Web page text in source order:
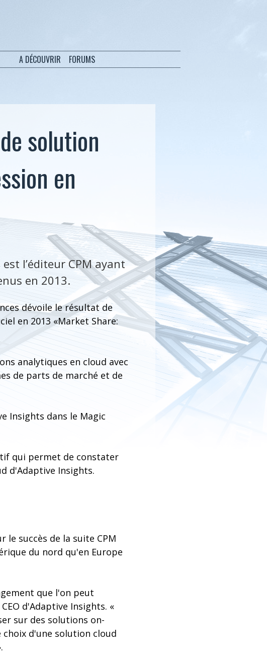
A DÉCOUVRIR FORUMS
solution
en
l’éditeur CPM ayant
en 2013.
dévoile le résultat de
en 2013 «Market Share:
analytiques en cloud avec
de parts de marché et de
Insights dans le Magic
qui permet de constater
d'Adaptive Insights.
le succès de la suite CPM
du nord qu'en Europe
que l'on peut
d'Adaptive Insights. «
sur des solutions on-
d'une solution cloud